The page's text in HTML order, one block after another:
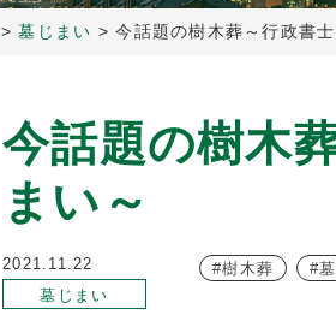
>墓じまい >今話題の樹木葬～行政書
今話題の樹木
まい～
2021.11.22
墓じまい
樹木葬